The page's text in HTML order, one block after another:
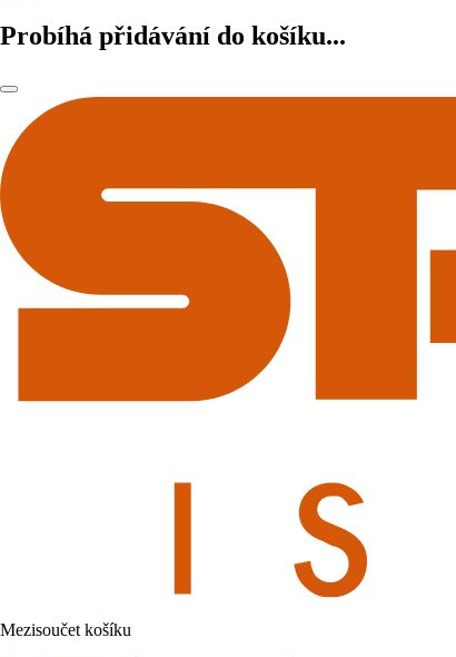
Probíhá přidávání do košíku...
Mezisoučet košíku